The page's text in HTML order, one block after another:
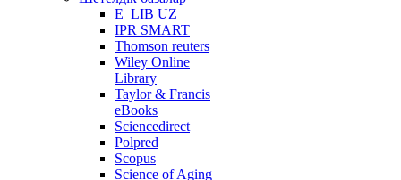
E_LIB UZ
IPR SMART
Thomson reuters
Wiley Online
Library
Taylor & Francis
eBooks
Sciencedirect
Polpred
Scopus
Science of Aging